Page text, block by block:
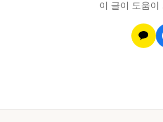
이 글이 도움이